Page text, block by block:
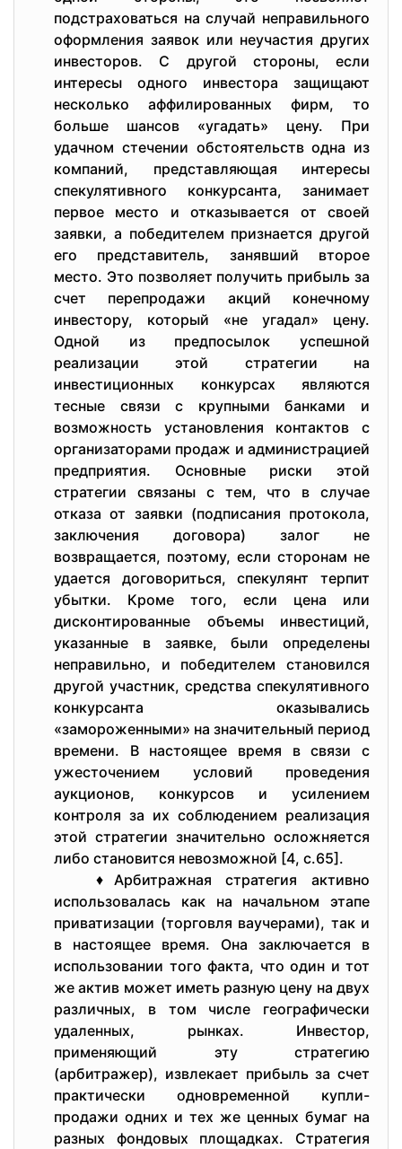
подстраховаться на случай неправильного
оформления заявок или неучастия других
инвесторов. С другой стороны, если
интересы одного инвестора защищают
несколько аффилированных фирм, то
больше шансов «угадать» цену. При
удачном стечении обстоятельств одна из
компаний, представляющая интересы
спекулятивного конкурсанта, занимает
первое место и отказывается от своей
заявки, а победителем признается другой
его представитель, занявший второе
место. Это позволяет получить прибыль за
счет перепродажи акций конечному
инвестору, который «не угадал» цену.
Одной из предпосылок успешной
реализации этой стратегии на
инвестиционных конкурсах являются
тесные связи с крупными банками и
возможность установления контактов с
организаторами продаж и администрацией
предприятия. Основные риски этой
стратегии связаны с тем, что в случае
отказа от заявки (подписания протокола,
заключения договора) залог не
возвращается, поэтому, если сторонам не
удается договориться, спекулянт терпит
убытки. Кроме того, если цена или
дисконтированные объемы инвестиций,
указанные в заявке, были определены
неправильно, и победителем становился
другой участник, средства спекулятивного
конкурсанта оказывались
«замороженными» на значительный период
времени. В настоящее время в связи с
ужесточением условий проведения
аукционов, конкурсов и усилением
контроля за их соблюдением реализация
этой стратегии значительно осложняется
либо становится невозможной [4, с.65].
♦Арбитражная стратегия активно
использовалась как на начальном этапе
приватизации (торговля ваучерами), так и
в настоящее время. Она заключается в
использовании того факта, что один и тот
же актив может иметь разную цену на двух
различных, в том числе географически
удаленных, рынках. Инвестор,
применяющий эту стратегию
(арбитражер), извлекает прибыль за счет
практически одновременной купли-
продажи одних и тех же ценных бумаг на
разных фондовых площадках. Стратегия